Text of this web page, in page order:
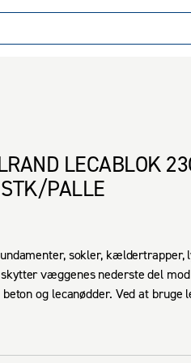
LECABLOK
PALLE
sokler, kældertrapper,
væggenes nederste del
og lecanødder. Ved at bruge
har mange års erfaring med